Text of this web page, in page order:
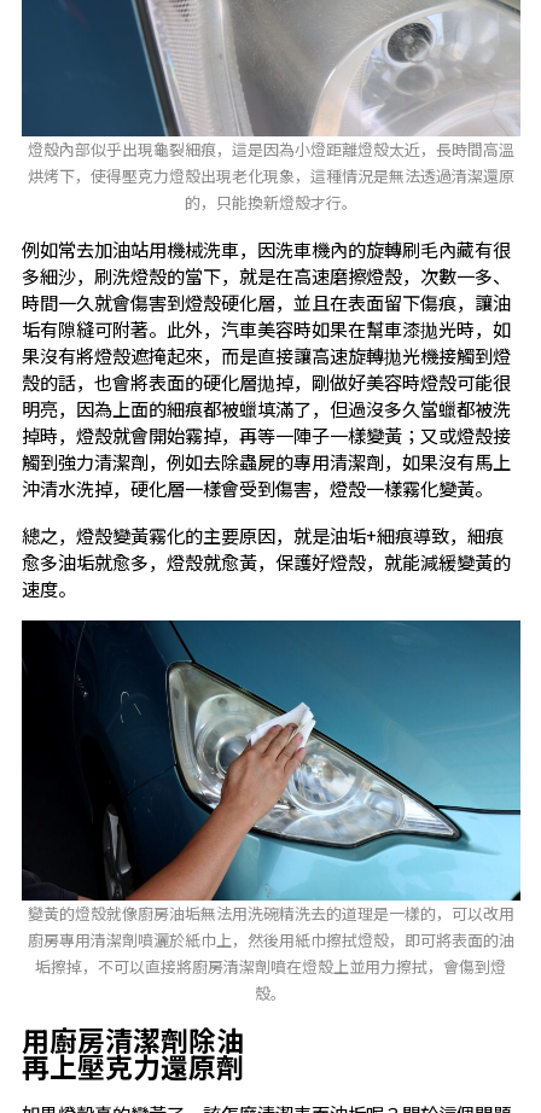
燈殼內部似乎出現龜裂細痕，這是因為小燈距離燈殼太近，長時間高溫
烘烤下，使得壓克力燈殼出現老化現象，這種情況是無法透過清潔還原
的，只能換新燈殼才行。
例如常去加油站用機械洗車，因洗車機內的旋轉刷毛內藏有很
多細沙，刷洗燈殼的當下，就是在高速磨擦燈殼，次數一多、
時間一久就會傷害到燈殼硬化層，並且在表面留下傷痕，讓油
垢有隙縫可附著。此外，汽車美容時如果在幫車漆拋光時，如
果沒有將燈殼遮掩起來，而是直接讓高速旋轉拋光機接觸到燈
殼的話，也會將表面的硬化層拋掉，剛做好美容時燈殼可能很
明亮，因為上面的細痕都被蠟填滿了，但過沒多久當蠟都被洗
掉時，燈殼就會開始霧掉，再等一陣子一樣變黃；又或燈殼接
觸到強力清潔劑，例如去除蟲屍的專用清潔劑，如果沒有馬上
沖清水洗掉，硬化層一樣會受到傷害，燈殼一樣霧化變黃。
總之，燈殼變黃霧化的主要原因，就是油垢+細痕導致，細痕
愈多油垢就愈多，燈殼就愈黃，保護好燈殼，就能減緩變黃的
速度。
變黃的燈殼就像廚房油垢無法用洗碗精洗去的道理是一樣的，可以改用
廚房專用清潔劑噴灑於紙巾上，然後用紙巾擦拭燈殼，即可將表面的油
垢擦掉，不可以直接將廚房清潔劑噴在燈殼上並用力擦拭，會傷到燈
殼。
用廚房清潔劑除油
再上壓克力還原劑